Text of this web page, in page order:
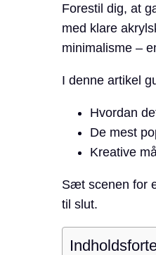
Forestil dig, at
med klare
minimalisme –
I denne artikel
Hvordan
De mest
Kreative
Sæt scenen for
til slut.